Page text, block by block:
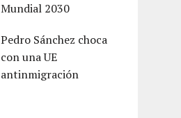
Mundial 2030
Pedro Sánchez choca
con una UE
antinmigración